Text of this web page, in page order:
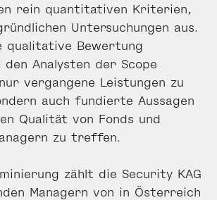
rein quantitativen Kriterien,
Untersuchungen aus.
qualitative Bewertung
Analysten der Scope
vergangene Leistungen zu
auch fundierte Aussagen
Qualität von Fonds und
zu treffen.
zählt die Security KAG
Managern von in Österreich